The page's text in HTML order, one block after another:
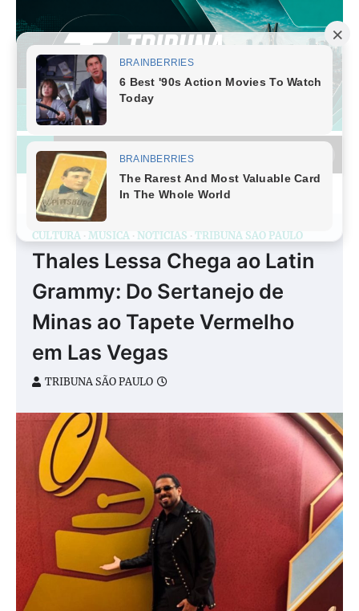
content
CULTURA MÚSICA NOTÍCIAS TRIBUNA SÃO PAULO
Thales Lessa Chega ao Latin
Grammy: Do Sertanejo de
Minas ao Tapete Vermelho
em Las Vegas
TRIBUNA SÃO PAULO